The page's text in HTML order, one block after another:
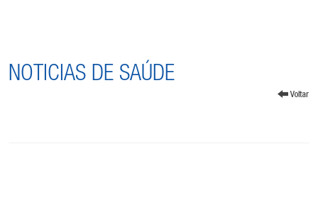
NOTICIAS DE SAÚDE